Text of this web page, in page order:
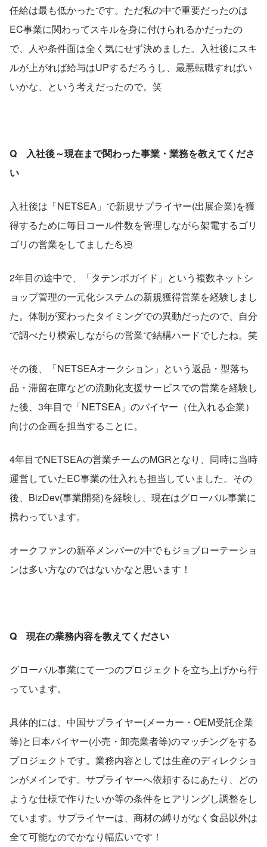
任給は最も低かったです。ただ私の中で重要だったのは
EC事業に関わってスキルを身に付けられるかだったの
で、人や条件面は全く気にせず決めました。入社後にスキ
ルが上がれば給与はUPするだろうし、最悪転職すればい
いかな、という考えだったので。笑
Q　入社後～現在まで関わった事業・業務を教えてくださ
い
入社後は「NETSEA」で新規サプライヤー(出展企業)を獲
得するために毎日コール件数を管理しながら架電するゴリ
ゴリの営業をしてました💪🏻
2年目の途中で、「タテンポガイド」という複数ネットシ
ョップ管理の一元化システムの新規獲得営業を経験しまし
た。体制が変わったタイミングでの異動だったので、自分
で調べたり模索しながらの営業で結構ハードでしたね。笑
その後、「NETSEAオークション」という返品・型落ち
品・滞留在庫などの流動化支援サービスでの営業を経験し
た後、3年目で「NETSEA」のバイヤー（仕入れる企業）
向けの企画を担当することに。
4年目でNETSEAの営業チームのMGRとなり、同時に当時
運営していたEC事業の仕入れも担当していました。その
後、BizDev(事業開発)を経験し、現在はグローバル事業に
携わっています。
オークファンの新卒メンバーの中でもジョブローテーショ
ンは多い方なのではないかなと思います！
Q　現在の業務内容を教えてください
グローバル事業にて一つのプロジェクトを立ち上げから行
っています。
具体的には、中国サプライヤー(メーカー・OEM受託企業
等)と日本バイヤー(小売・卸売業者等)のマッチングをする
プロジェクトです。業務内容としては生産のディレクショ
ンがメインです。サプライヤーへ依頼するにあたり、どの
ような仕様で作りたいか等の条件をヒアリングし調整をし
ています。サプライヤーは、商材の縛りがなく食品以外は
全て可能なのでかなり幅広いです！